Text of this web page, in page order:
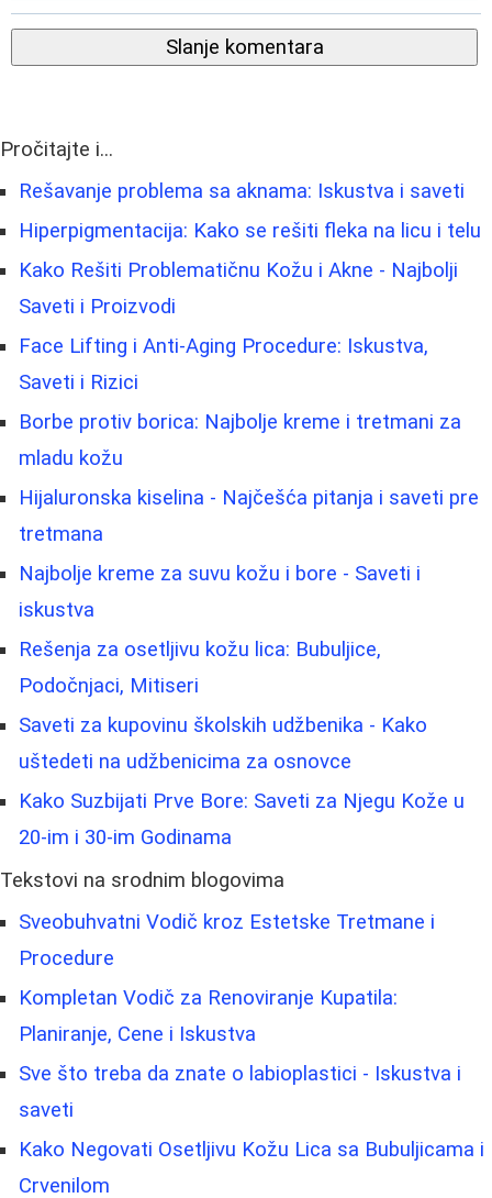
Slanje komentara
Pročitajte i...
Rešavanje problema sa aknama: Iskustva i saveti
Hiperpigmentacija: Kako se rešiti fleka na licu i telu
Kako Rešiti Problematičnu Kožu i Akne - Najbolji
Saveti i Proizvodi
Face Lifting i Anti-Aging Procedure: Iskustva,
Saveti i Rizici
Borbe protiv borica: Najbolje kreme i tretmani za
mladu kožu
Hijaluronska kiselina - Najčešća pitanja i saveti pre
tretmana
Najbolje kreme za suvu kožu i bore - Saveti i
iskustva
Rešenja za osetljivu kožu lica: Bubuljice,
Podočnjaci, Mitiseri
Saveti za kupovinu školskih udžbenika - Kako
uštedeti na udžbenicima za osnovce
Kako Suzbijati Prve Bore: Saveti za Njegu Kože u
20-im i 30-im Godinama
Tekstovi na srodnim blogovima
Sveobuhvatni Vodič kroz Estetske Tretmane i
Procedure
Kompletan Vodič za Renoviranje Kupatila:
Planiranje, Cene i Iskustva
Sve što treba da znate o labioplastici - Iskustva i
saveti
Kako Negovati Osetljivu Kožu Lica sa Bubuljicama i
Crvenilom